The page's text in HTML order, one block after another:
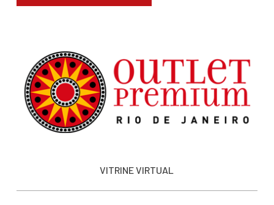
VITRINE VIRTUAL